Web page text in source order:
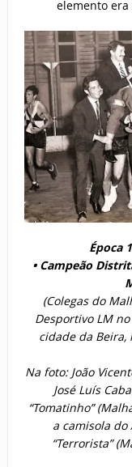
elemento era
Época
• Campeão
(Colegas do
Desportivo LM
cidade da
Na foto: João
José Luís
“Tomatinho”
a camisola
“Terrorista”